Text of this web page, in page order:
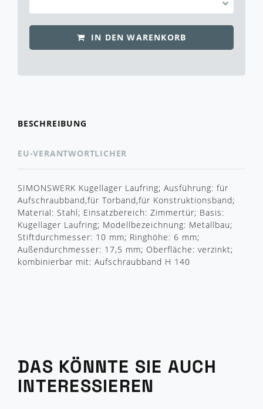
IN DEN WARENKORB
BESCHREIBUNG
EU-VERANTWORTLICHER
SIMONSWERK Kugellager Laufring; Ausführung: für
Aufschraubband,für Torband,für Konstruktionsband;
Material: Stahl; Einsatzbereich: Zimmertür; Basis:
Kugellager Laufring; Modellbezeichnung: Metallbau;
Stiftdurchmesser: 10 mm; Ringhöhe: 6 mm;
Außendurchmesser: 17,5 mm; Oberfläche: verzinkt;
kombinierbar mit: Aufschraubband H 140
DAS KÖNNTE SIE AUCH
INTERESSIEREN